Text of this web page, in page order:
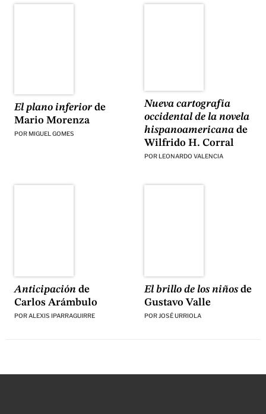
El plano inferiorde
Mario Morenza
POR MIGUEL GOMES
Nueva cartografía
occidental de la novela
hispanoamericanade
Wilfrido H. Corral
POR LEONARDO VALENCIA
Anticipaciónde
Carlos Arámbulo
PORALEXIS IPARRAGUIRRE
El brillo de los niñosde
Gustavo Valle
POR JOSÉ URRIOLA